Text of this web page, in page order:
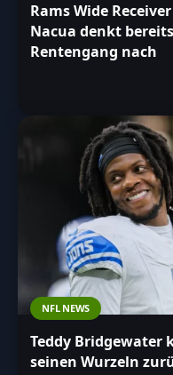
Rams Wide
Nacua denkt
Rentengang nach
NFL NEWS
Teddy Bridgewater
seinen Wurzeln